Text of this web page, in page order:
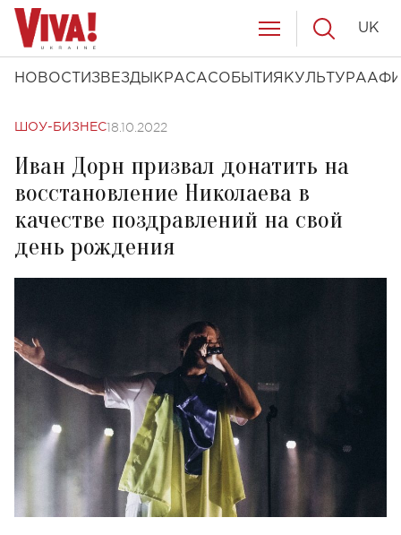
НОВОСТИ ЗВЕЗДЫ КРАСАСОБЫТИЯ КУЛЬТУРА
UK
ШОУ-БИЗНЕС18.10.2022
Иван Дорн призвал донатить на
восстановление Николаева в
качестве поздравлений на свой
день рождения